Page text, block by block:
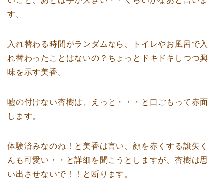
す。
入れ替わる時間がランダムなら、トイレやお風呂で入
れ替わったことはないの？ちょっとドキドキしつつ興
味を示す美香。
嘘の付けない杏樹は、えっと・・・と口ごもって赤面
します。
体験済みなのね！と美香は言い、顔を赤くする譲矢く
んも可愛い・・と詳細を聞こうとしますが、杏樹は思
い出させないで！！と断ります。